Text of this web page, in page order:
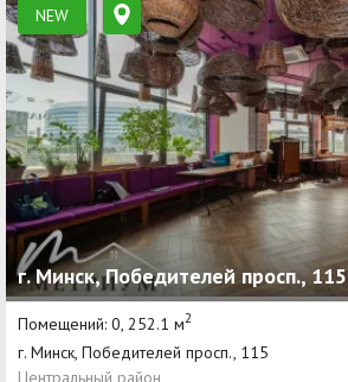
NEW
г. Минск, Победителей просп., 115
Помещений: 0, 252.1 м2
г. Минск, Победителей просп., 115
Центральный район